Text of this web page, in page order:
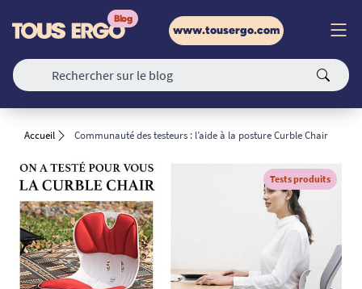
www.tousergo.com
Accueil Communauté des testeurs : l’aide à la posture Curble Chair
Tests produits